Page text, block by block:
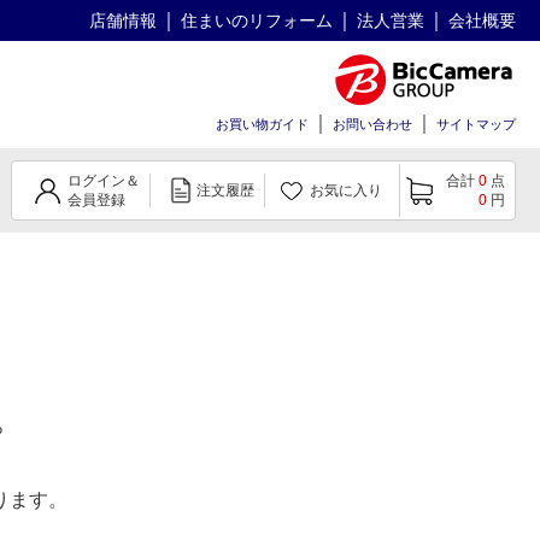
店舗情報 住まいのリフォーム 法人営業 会社概要
お買い物ガイド お問い合わせ サイトマップ
ログイン＆
会員登録
注文履歴 お気に入り
合計 0 点
0 円
す。